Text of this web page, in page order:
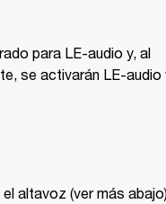
para LE-audio y, al
se activarán LE-audio
altavoz (ver más